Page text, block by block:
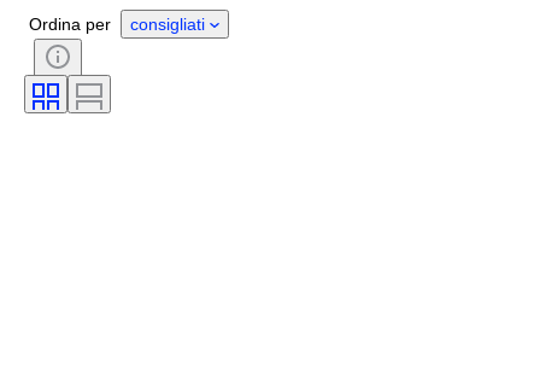
Accessori
Tipo di carburante
COC (Certificato di Conformità)
Condizioni (meccanica)
Ordina per consigliati